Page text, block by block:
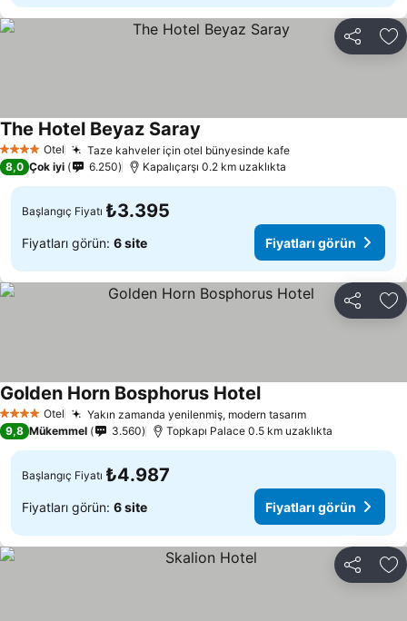
Paylaş
4 Yıldız Otel Taze kahveler için otel bünyesinde kafeFiyatları görün
The Hotel Beyaz Saray
8,0 Çok iyi 6.250 Kapalıçarşı 0.2 km uzaklıkta
Başlangıç Fiyatı ₺3.395
Fiyatları görün: 6 site Fiyatları görün
Paylaş
4 Yıldız Otel Yakın zamanda yenilenmiş, modern tasarımFiyatları görün
Golden Horn Bosphorus HotelFiyatları görün
9,8 Mükemmel 3.560 Topkapı Palace 0.5 km uzaklıkta
Başlangıç Fiyatı ₺4.987
Fiyatları görün: 6 site Fiyatları görün
Paylaş